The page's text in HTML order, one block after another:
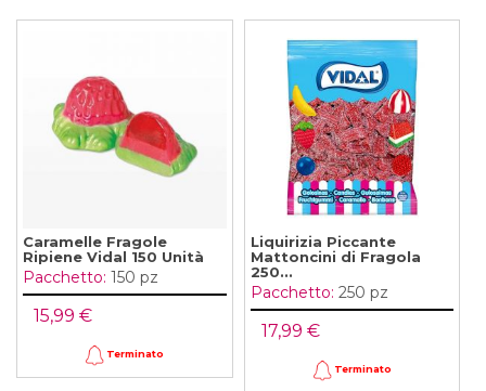
Caramelle Fragole
Ripiene Vidal 150 Unità
Pacchetto: 150 pz
15,99 €
Terminato
Liquirizia Piccante
Mattoncini di Fragola
250...
Pacchetto: 250 pz
17,99 €
Terminato